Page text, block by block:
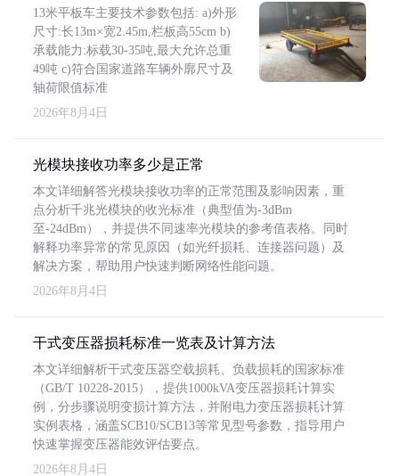
13米平板车主要技术参数包括: a)外形
尺寸:长13m×宽2.45m,栏板高55cm b)
承载能力:标载30-35吨,最大允许总重
49吨 c)符合国家道路车辆外廓尺寸及
轴荷限值标准
2026年8月4日
光模块接收功率多少是正常
本文详细解答光模块接收功率的正常范围及影响因素，重
点分析千兆光模块的收光标准（典型值为-3dBm
至-24dBm），并提供不同速率光模块的参考值表格。同时
解释功率异常的常见原因（如光纤损耗、连接器问题）及
解决方案，帮助用户快速判断网络性能问题。
2026年8月4日
干式变压器损耗标准一览表及计算方法
本文详细解析干式变压器空载损耗、负载损耗的国家标准
（GB/T 10228-2015），提供1000kVA变压器损耗计算实
例，分步骤说明变损计算方法，并附电力变压器损耗计算
实例表格，涵盖SCB10/SCB13等常见型号参数，指导用户
快速掌握变压器能效评估要点。
2026年8月4日